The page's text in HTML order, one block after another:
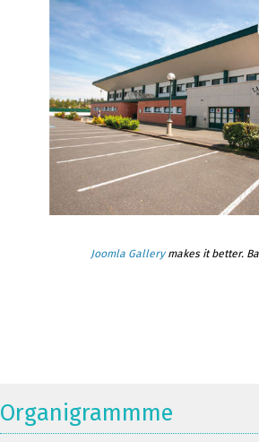
Joomla Gallerymakes it better.
Organigrammme